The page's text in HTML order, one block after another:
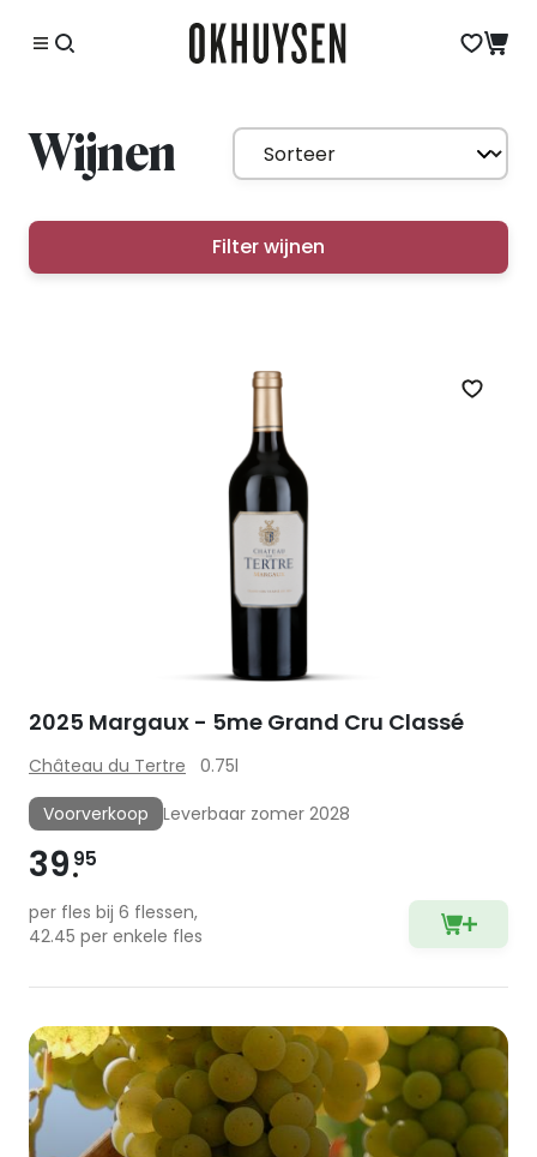
Wijnen
Filter wijnen
Zet
2025 Margaux - 5me Grand Cru Classé
Château du Tertre
0.75l
Voorverkoop
Leverbaar zomer 2028
39 95
per fles bij 6 flessen,
42.45 per enkele fles